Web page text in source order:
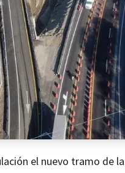
el nuevo tramo de